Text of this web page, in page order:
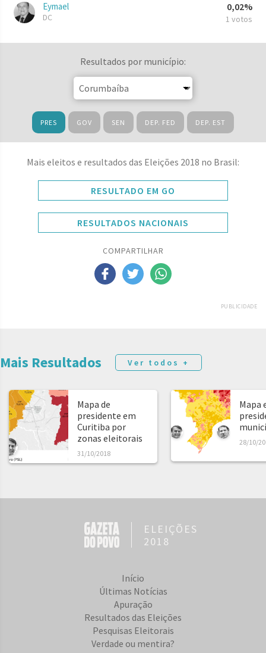
Eymael
DC
0,02%
1 votos
Resultados por município:
PRES GOV SEN DEP. FED DEP. EST
Mais eleitos e resultados das Eleições 2018 no Brasil:
RESULTADO EM GO
RESULTADOS NACIONAIS
COMPARTILHAR
PUBLICIDADE
Mais Resultados Ver todos +
Mapa de
presidente em
Curitiba por
zonas eleitorais
31/10/2018
Mapa
28/10/
ELEIÇÕES
2018
Início
Últimas Notícias
Apuração
Resultados das Eleições
Pesquisas Eleitorais
Verdade ou mentira?